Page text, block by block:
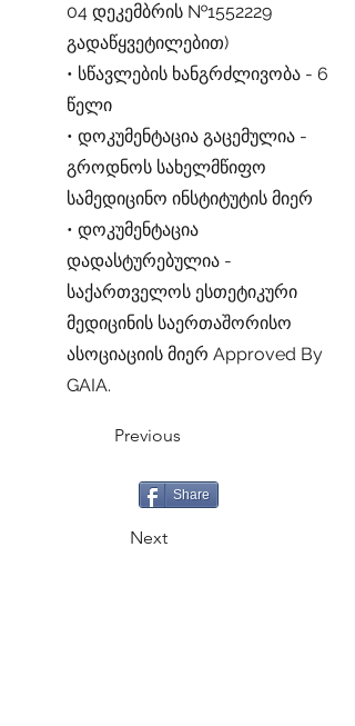
04 დეკემბრის №1552229
გადაწყვეტილებით)
• სწავლების ხანგრძლივობა - 6
წელი
• დოკუმენტაცია გაცემულია -
გროდნოს სახელმწიფო
სამედიცინო ინსტიტუტის მიერ
• დოკუმენტაცია
დადასტურებულია -
საქართველოს ესთეტიკური
მედიცინის საერთაშორისო
ასოციაციის მიერ Approved By
GAIA.
Previous
Share
Next